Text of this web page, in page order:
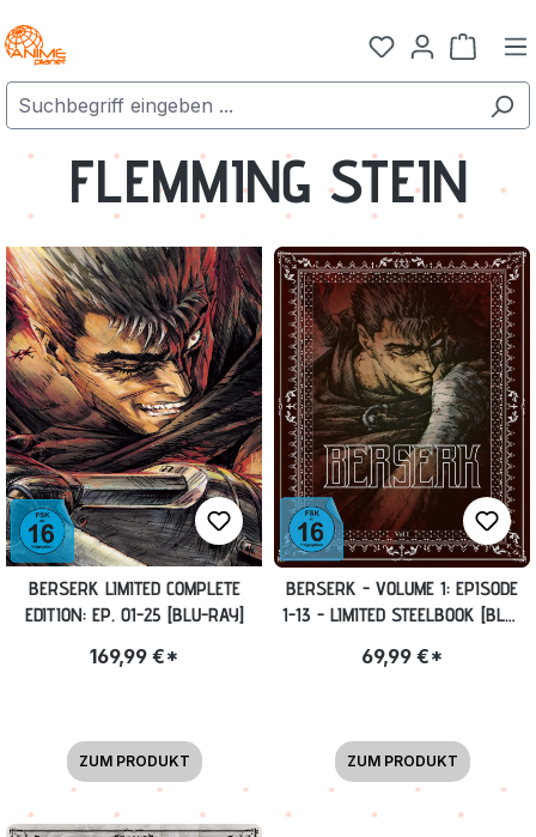
Zum Hauptinhalt springen
FLEMMING STEIN
BERSERK LIMITED COMPLETE
EDITION: EP. 01-25 [BLU-RAY]
169,99 €*
ZUM PRODUKT
BERSERK - VOLUME 1: EPISODE
1-13 - LIMITED STEELBOOK [BLU-
69,99 €*
ZUM PRODUKT